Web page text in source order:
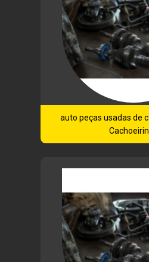
auto peças usadas de